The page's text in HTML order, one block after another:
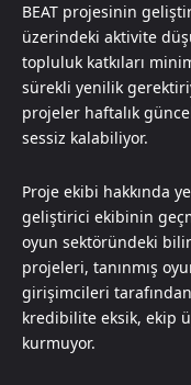
BEAT projesinin
üzerindeki aktivite
topluluk katkıları
sürekli yenilik
projeler haftalık
sessiz kalabiliyor.
Proje ekibi hakkında
geliştirici ekibinin
oyun sektöründeki
projeleri, tanınmış
girişimcileri
kredibilite eksik, ekip
kurmuyor.